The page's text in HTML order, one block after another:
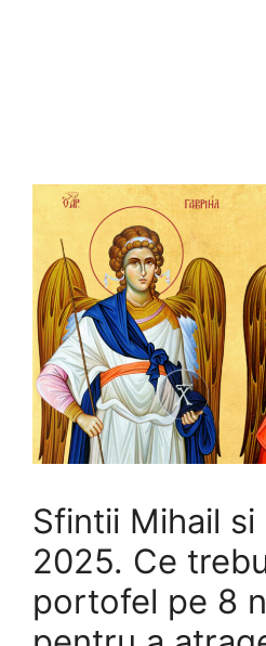
Sfintii Mihail si
2025. Ce
portofel pe 8